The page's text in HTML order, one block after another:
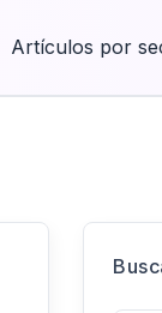
Artículos por